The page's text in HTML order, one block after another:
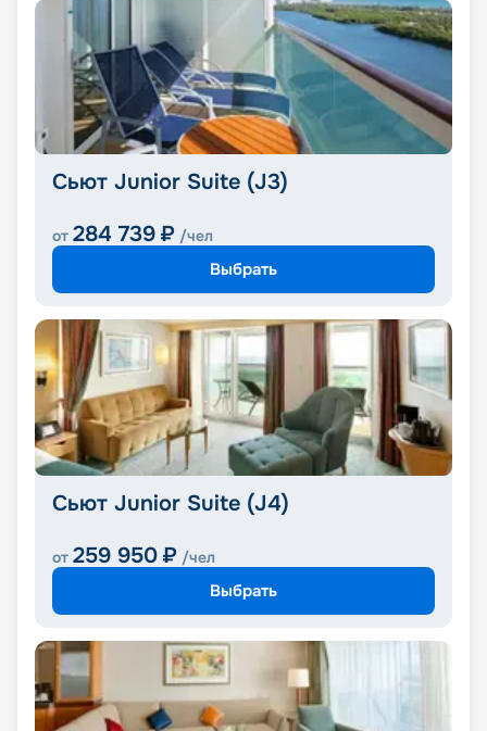
Сьют Junior Suite (J3)
от 284 739 ₽ /чел
Выбрать
Сьют Junior Suite (J4)
от 259 950 ₽ /чел
Выбрать